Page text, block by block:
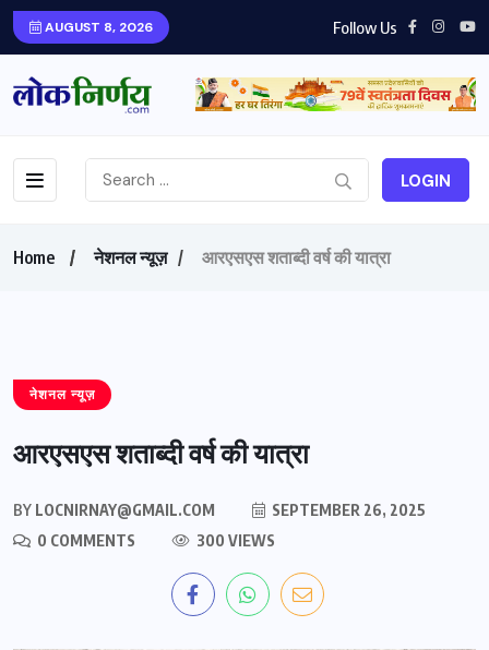
AUGUST 8, 2026 Follow Us
LOGIN
Home नेशनल न्यूज़ आरएसएस शताब्दी वर्ष की यात्रा
नेशनल न्यूज़
आरएसएस शताब्दी वर्ष की यात्रा
BY LOCNIRNAY@GMAIL.COM
SEPTEMBER 26, 2025
0 COMMENTS
300 VIEWS